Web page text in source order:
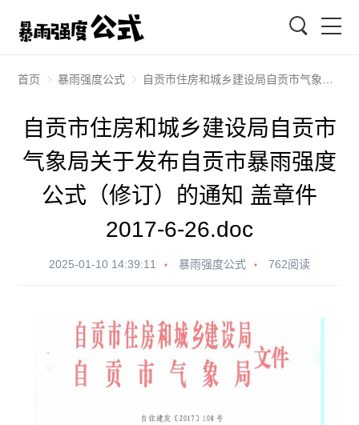
首页 暴雨强度公式 自贡市住房和城乡建设局自贡市气象局关于发布自贡市暴雨强度公式（修订）的通知 盖章件 2017-6-26.doc
自贡市住房和城乡建设局自贡市
气象局关于发布自贡市暴雨强度
公式（修订）的通知 盖章件
2017-6-26.doc
2025-01-10 14:39:11 暴雨强度公式 762阅读